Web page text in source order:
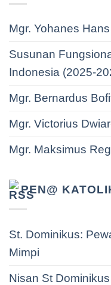
Mgr. Yohanes
Susunan
Indonesia (2025-
Mgr. Bernardus
Mgr. Victorius
Mgr. Maksimus
PEN@
St. Dominikus:
Mimpi
Nisan St